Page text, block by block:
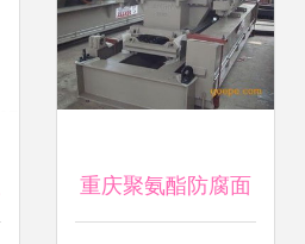
重庆聚氨酯防腐面